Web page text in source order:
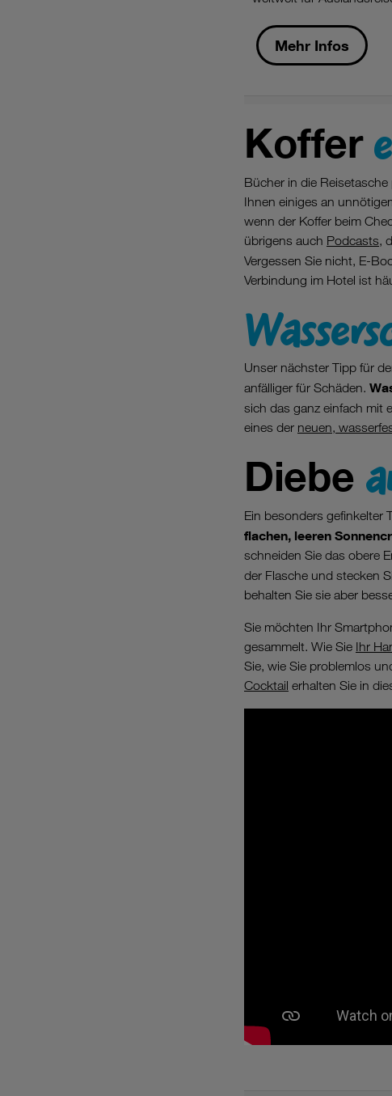
Mehr Infos
Koffer
Bücher in die
Ihnen einiges an
wenn der Koffer beim
übrigens auch Podcasts,
Vergessen Sie nicht, E-
Verbindung im Hotel ist
Unser nächster Tipp für
anfälliger für Schäden.
sich das ganz einfach mit
eines der neuen,
Diebe
Ein besonders gefinkelter
flachen, leeren
schneiden Sie das obere
der Flasche und stecken
behalten Sie sie aber
Sie möchten Ihr
gesammelt. Wie Sie Ihr
Sie, wie Sie problemlos
Cocktail erhalten Sie in